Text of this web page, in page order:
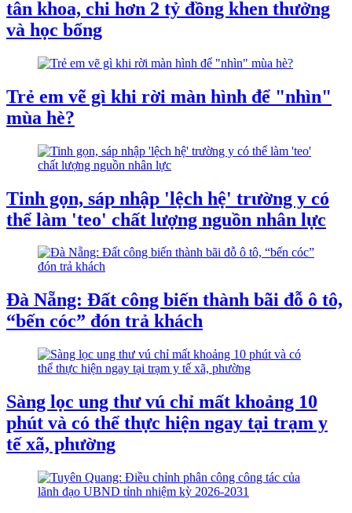
tân khoa, chi hơn 2 tỷ đồng khen thưởng
và học bổng
Trẻ em vẽ gì khi rời màn hình để "nhìn"
mùa hè?
Tinh gọn, sáp nhập 'lệch hệ' trường y có
thể làm 'teo' chất lượng nguồn nhân lực
Đà Nẵng: Đất công biến thành bãi đỗ ô tô,
“bến cóc” đón trả khách
Sàng lọc ung thư vú chỉ mất khoảng 10
phút và có thể thực hiện ngay tại trạm y
tế xã, phường